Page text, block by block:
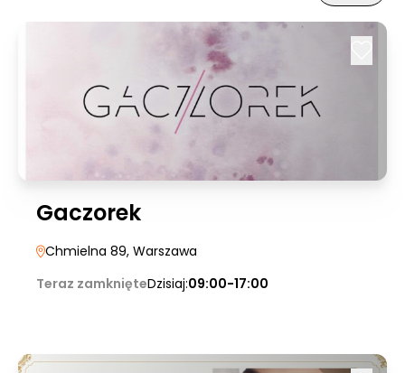
Gaczorek
Chmielna 89, Warszawa
Teraz zamknięteDzisiaj:09:00-17:00